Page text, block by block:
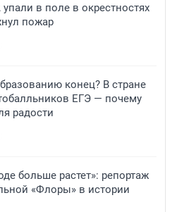
в поле в окрестностях
пожар
конец? В стране
ЕГЭ — почему
радости
больше растет»: репортаж
«Флоры» в истории